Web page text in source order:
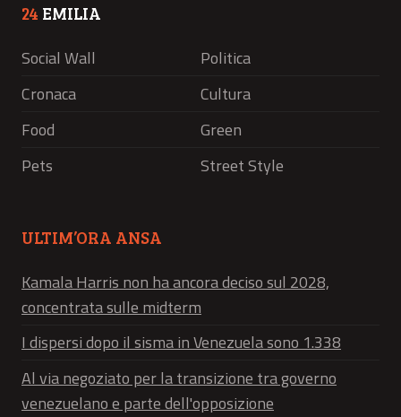
24 EMILIA
Social Wall
Politica
Cronaca
Cultura
Food
Green
Pets
Street Style
ULTIM’ORA ANSA
Kamala Harris non ha ancora deciso sul 2028,
concentrata sulle midterm
I dispersi dopo il sisma in Venezuela sono 1.338
Al via negoziato per la transizione tra governo
venezuelano e parte dell'opposizione